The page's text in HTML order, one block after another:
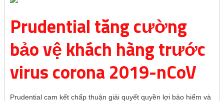
Prudential tăng cường
bảo vệ khách hàng trước
virus corona 2019-nCoV
Prudential cam kết chấp thuận giải quyết quyền lợi bảo hiểm và